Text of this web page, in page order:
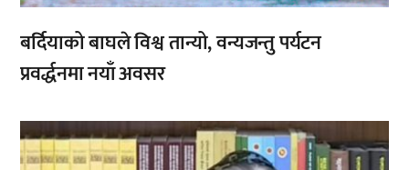
बर्दियाको बाघले विश्व तान्यो, वन्यजन्तु पर्यटन
प्रवर्द्धनमा नयाँ अवसर
,,